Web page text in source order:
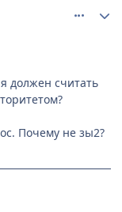
должен считать
Почему не зы2?